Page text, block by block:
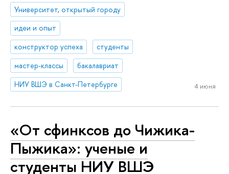
Университет, открытый городу
идеи и опыт
конструктор успеха
студенты
мастер-классы
бакалавриат
НИУ ВШЭ в Санкт-Петербурге
4 июня
«От сфинксов до Чижика-
Пыжика»: ученые и
студенты НИУ ВШЭ